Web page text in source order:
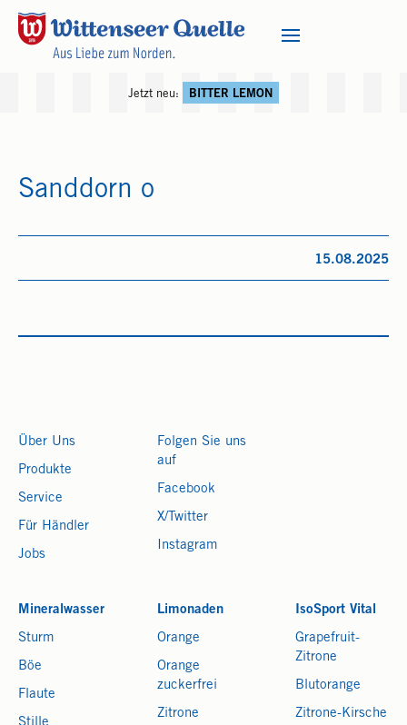
Jetzt neu: BITTER LEMON
Sanddorn o
15.08.2025
Mineralwasser
Sturm
Böe
Flaute
Limonaden
Orange
Orange
zuckerfrei
Zitrone
IsoSport Vital
Grapefruit-
Zitrone
Blutorange
Zitrone-Kirsche
Über Uns
Produkte
Service
Für Händler
Jobs
Folgen Sie uns
auf
Facebook
X/Twitter
Instagram